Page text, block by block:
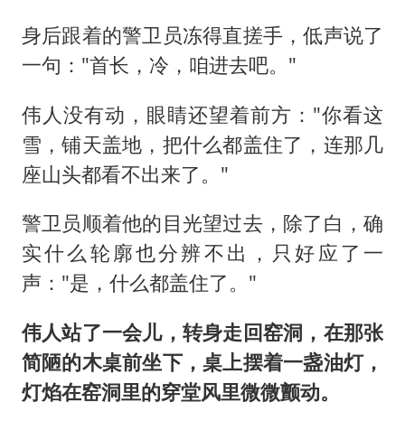
身后跟着的警卫员冻得直搓手，低声说了
一句："首长，冷，咱进去吧。"
伟人没有动，眼睛还望着前方："你看这
雪，铺天盖地，把什么都盖住了，连那几
座山头都看不出来了。"
警卫员顺着他的目光望过去，除了白，确
实什么轮廓也分辨不出，只好应了一
声："是，什么都盖住了。"
伟人站了一会儿，转身走回窑洞，在那张
简陋的木桌前坐下，桌上摆着一盏油灯，
灯焰在窑洞里的穿堂风里微微颤动。